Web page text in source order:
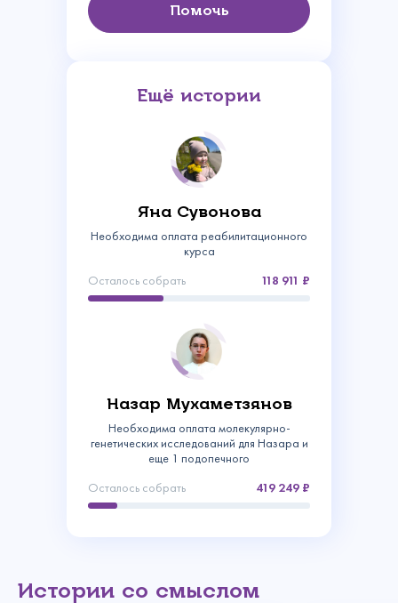
Помочь
Ещё истории
Яна Сувонова
Необходима оплата реабилитационного
курса
Осталось собрать
118 911
Назар Мухаметзянов
Необходима оплата молекулярно-
генетических исследований для Назара и
еще 1 подопечного
Осталось собрать
419 249
Истории со смыслом
Спасибо!
Спасибо!
Ваше пожертвование поступило в Фонд!
Создать аккаунт
Введите
Связаться с
нами
Сумма